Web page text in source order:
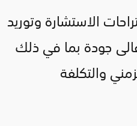
الاستشارة وتوريد
جودة بما في ذلك